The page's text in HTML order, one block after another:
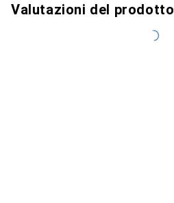
Valutazioni del prodotto